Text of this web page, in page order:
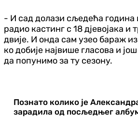
- И сад долази сљедећа година
радио кастинг с 18 дјевојака и
двије. И онда сам узео бараж
ко добије највише гласова и још
да попунимо за ту сезону.
Познато колико је
зарадила од посљедњег